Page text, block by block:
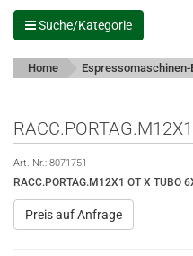
Suche/Kategorie
Home
Art.-Nr.: 8071751
RACC.PORTAG.M12X1 OT X TUBO
Preis auf Anfrage